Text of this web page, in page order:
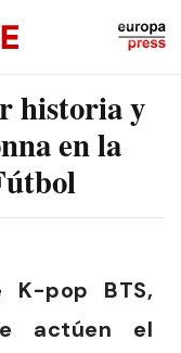
historia y
en la
pop BTS,
actúen el